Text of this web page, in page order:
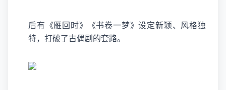
后有《雁回时》《书卷一梦》设定新颖、风格独
特，打破了古偶剧的套路。